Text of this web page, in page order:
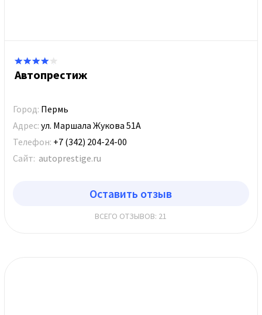
Автопрестиж
Город: Пермь
Адрес: ул. Маршала Жукова 51А
Телефон: +7 (342) 204-24-00
Сайт: autoprestige.ru
Оставить отзыв
ВСЕГО ОТЗЫВОВ: 21